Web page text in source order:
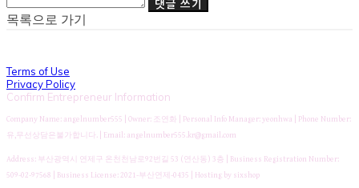
댓글 쓰기
목록으로 가기
Terms of Use
Privacy Policy
Confirm Entrepreneur Information
Company Name: angelnumber555 | Owner: 조연화 | Personal Info Manager: yeonhwa | Phone Number:
유,무선상담은불가합니다. | Email: angelnumber555.kr@gmail.com
Address: 부산광역시 연제구 온천천남로92번길 53 (연산동) 3층 | Business Registration Number:
509-02-97568 | Business License:2021-부산연제-0435 | Hosting by sixshop